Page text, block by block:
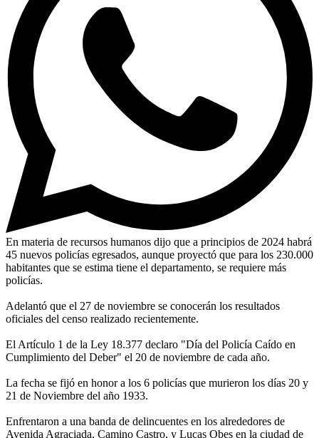
En materia de recursos humanos dijo que a principios de 2024 habrá
45 nuevos policías egresados, aunque proyectó que para los 230.000
habitantes que se estima tiene el departamento, se requiere más
policías.
Adelantó que el 27 de noviembre se conocerán los resultados
oficiales del censo realizado recientemente.
El Artículo 1 de la Ley 18.377 declaro "Día del Policía Caído en
Cumplimiento del Deber" el 20 de noviembre de cada año.
La fecha se fijó en honor a los 6 policías que murieron los días 20 y
21 de Noviembre del año 1933.
Enfrentaron a una banda de delincuentes en los alrededores de
Avenida Agraciada, Camino Castro, y Lucas Obes en la ciudad de